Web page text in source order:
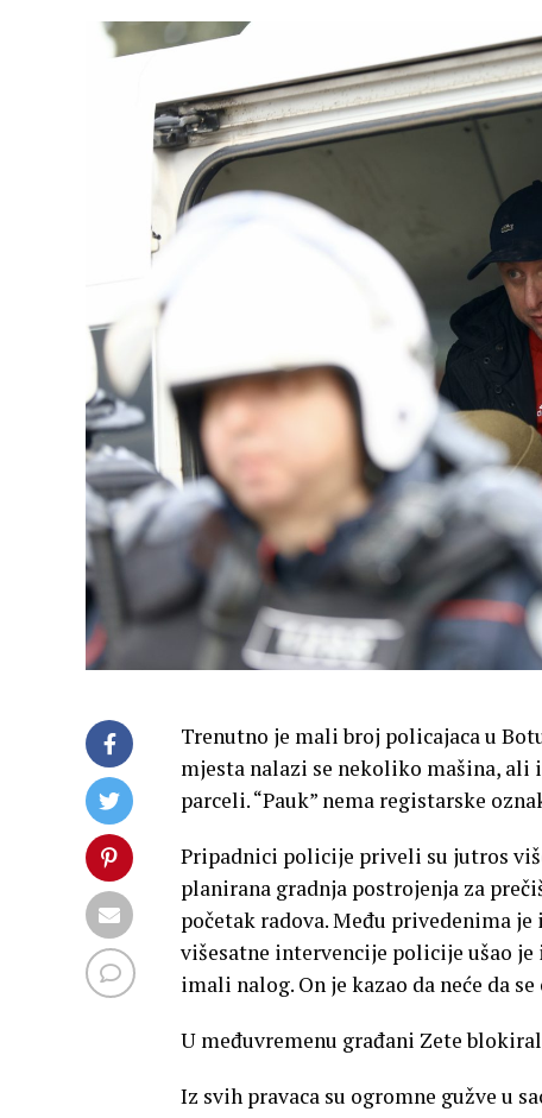
Trenutno je mali broj policajaca u
mjesta nalazi se nekoliko mašina, ali
parceli. “Pauk” nema registarske
Pripadnici policije priveli su jutros
planirana gradnja postrojenja za
početak radova. Među privedenima
višesatne intervencije policije ušao
imali nalog. On je kazao da neće da
U međuvremenu građani Zete
Iz svih pravaca su ogromne gužve u